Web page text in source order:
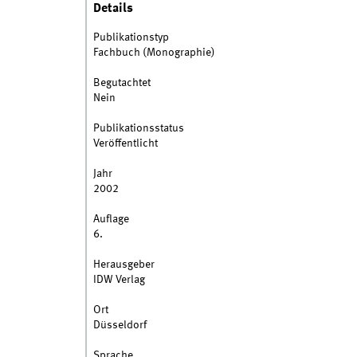
Details
Publikationstyp
Fachbuch (Monographie)
Begutachtet
Nein
Publikationsstatus
Veröffentlicht
Jahr
2002
Auflage
6.
Herausgeber
IDW Verlag
Ort
Düsseldorf